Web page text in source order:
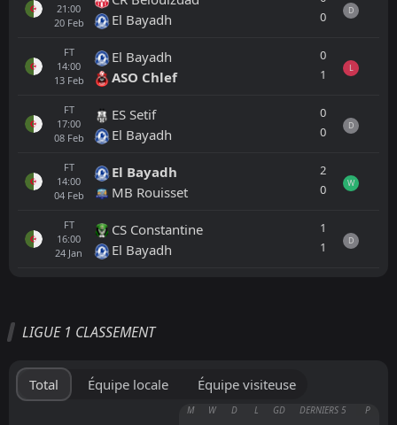
21:00
20 Feb
El Bayadh
0
D
FT
14:00
13 Feb
El Bayadh
ASO Chlef
0
1
L
FT
17:00
08 Feb
ES Setif
El Bayadh
0
0
D
FT
14:00
04 Feb
El Bayadh
MB Rouisset
2
0
W
FT
16:00
24 Jan
CS Constantine
El Bayadh
1
1
D
16:00
05 Jun
4
LIGUE 1 CLASSEMENT
Total Équipe locale Équipe visiteuse
M W D L GD DERNIERS 5 P